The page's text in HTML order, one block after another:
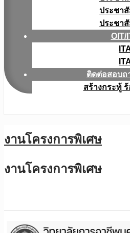
ประชา
ประชา
OIT/
ติดต่อสอบถ
สร้างกระทู้
งานโครงการพิเศษ
งานโครงการพิเศษ